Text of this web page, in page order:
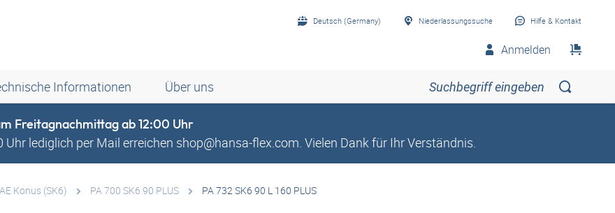
Deutsch (Germany) Niederlassungssuche Hilfe & Kontakt
Anmelden
Informationen Über uns
Freitagnachmittag ab 12:00 Uhr
lediglich per Mail erreichen shop@hansa-flex.com. Vielen Dank für Ihr Verständnis.
Konus (SK6) PA 700 SK6 90 PLUS PA 732 SK6 90 L 160 PLUS